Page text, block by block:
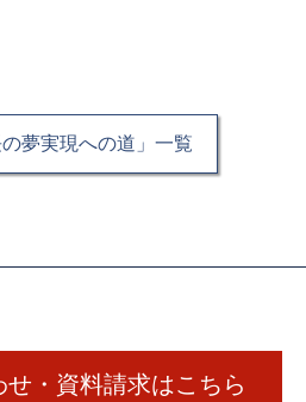
の夢実現への道」一覧
せ・資料請求はこちら